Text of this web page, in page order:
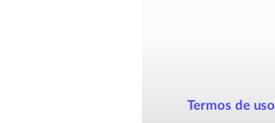
Termos de uso